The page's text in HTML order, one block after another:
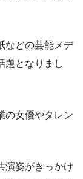
などの芸能メデ
題となりまし
の女優やタレン
演姿がきっかけ